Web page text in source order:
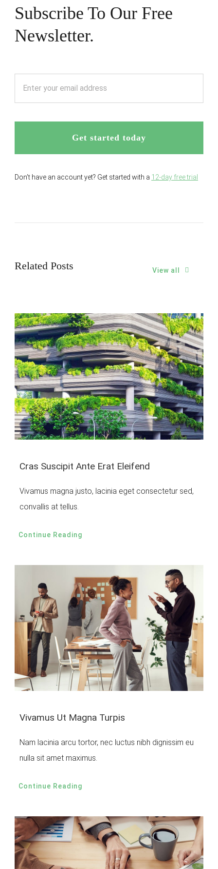
Subscribe To Our Free
Newsletter.
Get started today
Don’t have an account yet? Get started with a 12-day free trial
Related Posts View all
Cras Suscipit Ante Erat Eleifend
Vivamus magna justo, lacinia eget consectetur sed,
convallis at tellus.
Continue Reading
Vivamus Ut Magna Turpis
Nam lacinia arcu tortor, nec luctus nibh dignissim eu
nulla sit amet maximus.
Continue Reading